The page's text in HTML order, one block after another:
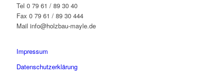
Tel 0 79 61 / 89 30 40
Fax 0 79 61 / 89 30 444
Mail info@holzbau-mayle.de
Impressum
Datenschutzerklärung